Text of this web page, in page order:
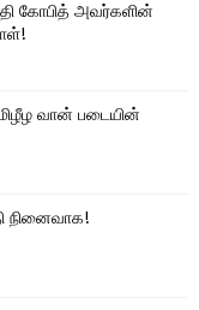
கோபித் அவர்களின்
வான் படையின்
நினைவாக!